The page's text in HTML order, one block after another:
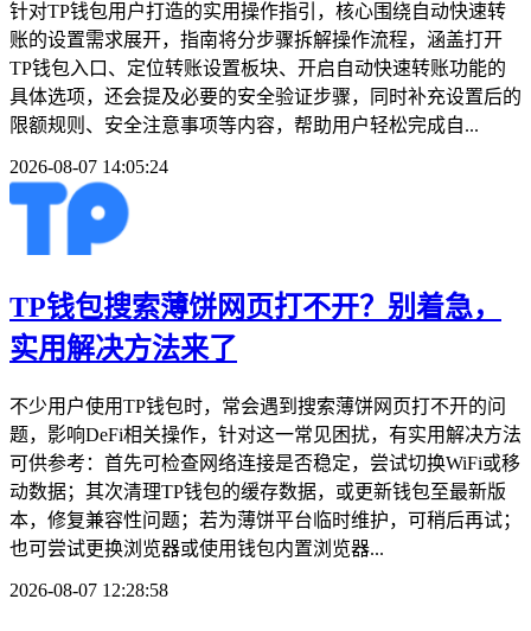
针对TP钱包用户打造的实用操作指引，核心围绕自动快速转
账的设置需求展开，指南将分步骤拆解操作流程，涵盖打开
TP钱包入口、定位转账设置板块、开启自动快速转账功能的
具体选项，还会提及必要的安全验证步骤，同时补充设置后的
限额规则、安全注意事项等内容，帮助用户轻松完成自...
2026-08-07 14:05:24
TP钱包搜索薄饼网页打不开？别着急，
实用解决方法来了
不少用户使用TP钱包时，常会遇到搜索薄饼网页打不开的问
题，影响DeFi相关操作，针对这一常见困扰，有实用解决方法
可供参考：首先可检查网络连接是否稳定，尝试切换WiFi或移
动数据；其次清理TP钱包的缓存数据，或更新钱包至最新版
本，修复兼容性问题；若为薄饼平台临时维护，可稍后再试；
也可尝试更换浏览器或使用钱包内置浏览器...
2026-08-07 12:28:58